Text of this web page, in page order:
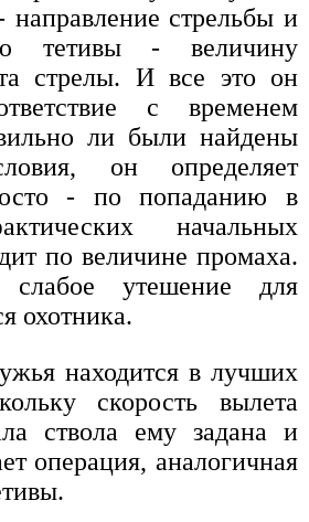
стрельбы и
тетивы - величину
стрелы. И все это он
с временем
ли были найдены
он определяет
- по попаданию в
начальных
по величине промаха.
слабое утешение для
охотника.
находится в лучших
скорость вылета
ствола ему задана и
операция, аналогичная